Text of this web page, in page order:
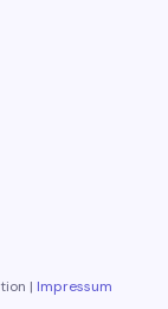
| Impressum